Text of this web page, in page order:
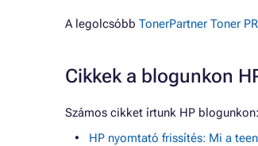
A legolcsóbb TonerPartner Toner
Cikkek a blogunkon
Számos cikket írtunk HP blogunkon:
HP nyomtató frissítés: Mi a